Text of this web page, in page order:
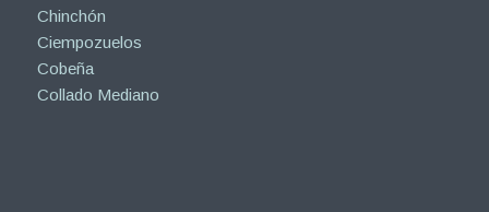
Chinchón
Ciempozuelos
Cobeña
Collado Mediano